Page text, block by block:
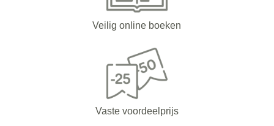
Veilig online boeken
Vaste voordeelprijs